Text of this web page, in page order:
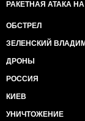
РАКЕТНАЯ АТАКА
ОБСТРЕЛ
ЗЕЛЕНСКИЙ
ДРОНЫ
РОССИЯ
КИЕВ
УНИЧТОЖЕНИЕ